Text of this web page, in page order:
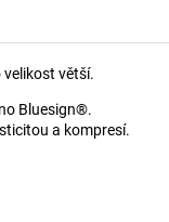
velikost větší.
Bluesign®.
a kompresí.